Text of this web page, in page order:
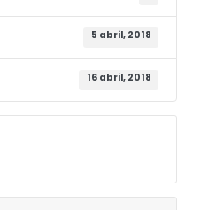
5 abril, 2018
16 abril, 2018